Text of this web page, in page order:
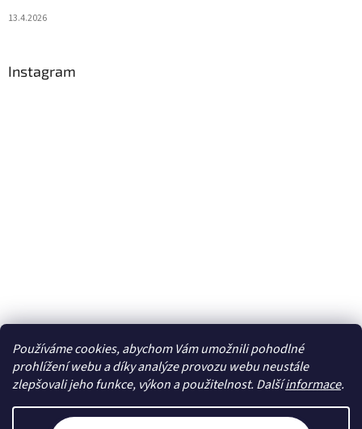
Používáme cookies, abychom Vám umožnili pohodlné
prohlížení webu a díky analýze provozu webu neustále
zlepšovali jeho funkce, výkon a použitelnost. Dalšíinformace.
13.4.2026
Instagram
Sledovat na Instagramu
Vytvořil Shoptet